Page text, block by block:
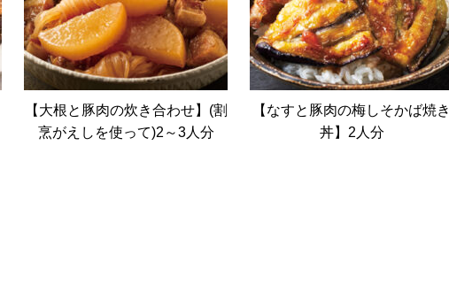
【大根と豚肉の炊き合わせ】(割
烹がえしを使って)2～3人分
【なすと豚肉の梅しそかば焼き
丼】2人分